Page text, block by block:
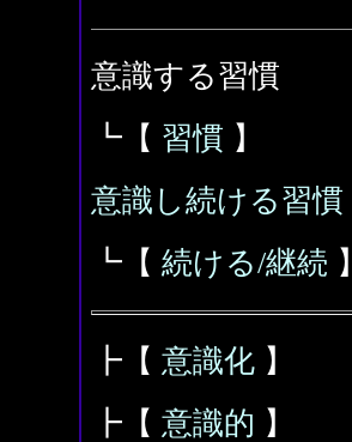
意識する習慣
┗【 習慣 】
意識し続ける習慣
┗【 続ける/継続 】
┣【 意識化 】
┣【 意識的 】